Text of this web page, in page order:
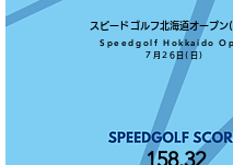
スピードゴルフ北海道オープ
Speedgolf Hokkaido
7月26日(日)
158.32